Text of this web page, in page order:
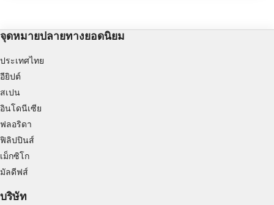
จุดหมายปลายทางยอดนิยม
ประเทศไทย
อียิปต์
สเปน
อินโดนีเซีย
ฟลอริดา
ฟิลิปปินส์
เม็กซิโก
มัลดีฟส์
บริษัท
Create profiles to personalise content
Use profiles to select personalised content
Measure advertising performance